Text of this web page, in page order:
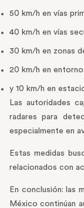
50 km/h en vías
40 km/h en vías
30 km/h en zonas
20 km/h en
y 10 km/h en
Las autoridades
radares para
especialmente en
Estas medidas
relacionados con
En conclusión: las
México continúan